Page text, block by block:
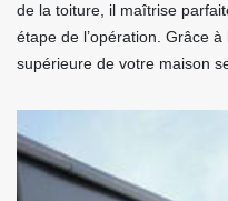
de la toiture, il maîtrise
étape de l’opération. Grâce
supérieure de votre maison